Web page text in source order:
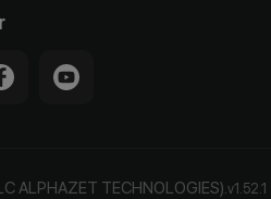
ALPHAZET TECHNOLOGIES).v1.52.1